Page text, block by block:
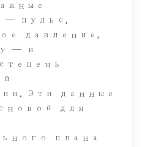
— пульс,
давление,
— и
Эти данные
для
плана